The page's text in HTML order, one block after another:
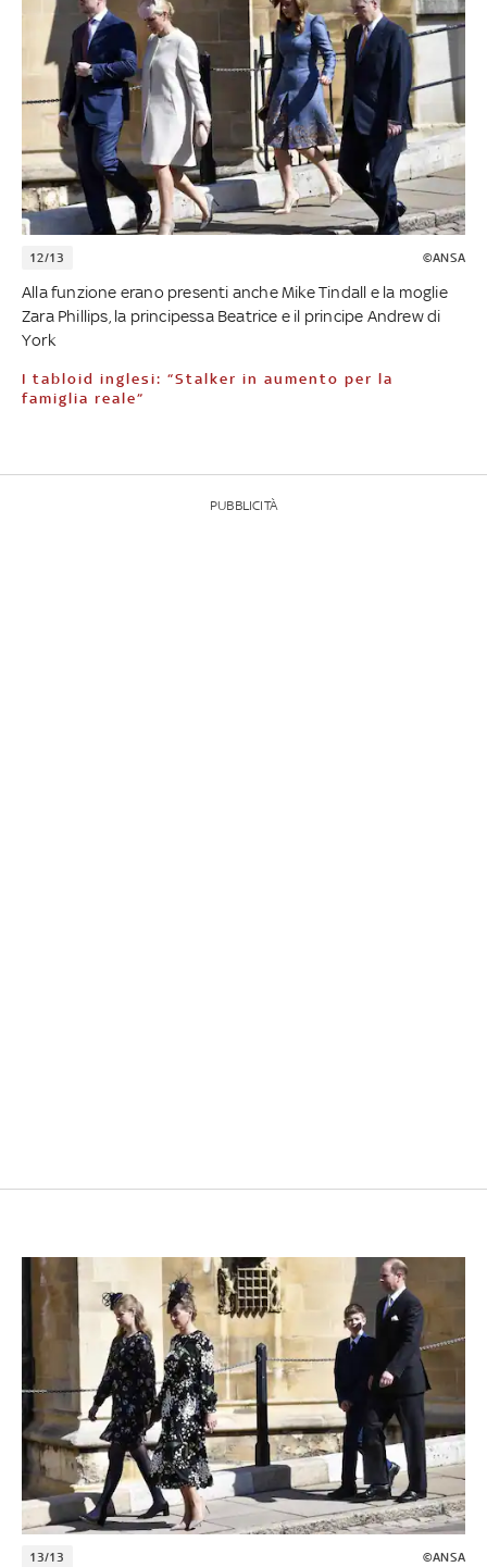
12/13 ©ANSA
Alla funzione erano presenti anche Mike Tindall e la moglie
Zara Phillips, la principessa Beatrice e il principe Andrew di
York
I tabloid inglesi: “Stalker in aumento per la
famiglia reale”
PUBBLICITÀ
13/13 ©ANSA